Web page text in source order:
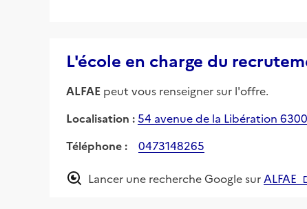
L'école en charge du
ALFAE peut vous renseigner sur l'offre.
Localisation :54 avenue de la Libération
Téléphone :
0473148265
Lancer une recherche Google sur ALFAE